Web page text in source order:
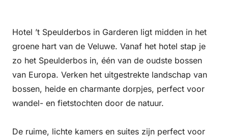
Hotel ’t Speulderbos in Garderen ligt midden in het
groene hart van de Veluwe. Vanaf het hotel stap je
zo het Speulderbos in, één van de oudste bossen
van Europa. Verken het uitgestrekte landschap van
bossen, heide en charmante dorpjes, perfect voor
wandel- en fietstochten door de natuur.
De ruime, lichte kamers en suites zijn perfect voor